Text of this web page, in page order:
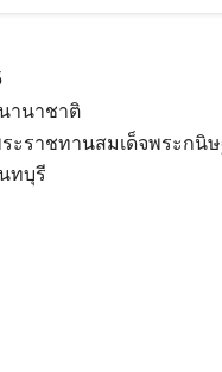
านาชาติ
ระราชทานสมเด็จพระ
ทบุรี